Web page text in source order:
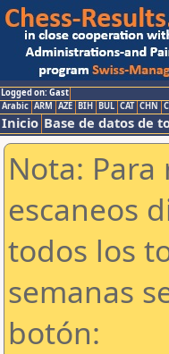
Logged on: Gast
Arabic ARM AZE BIH BUL CAT CHN
Inicio Base de datos de
Nota:
escaneos
todos los
semanas
botón: